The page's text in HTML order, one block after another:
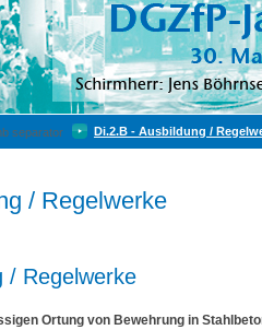
Di.2.B - Ausbildung /
/ Regelwerke
/ Regelwerke
Ortung von Bewehrung in